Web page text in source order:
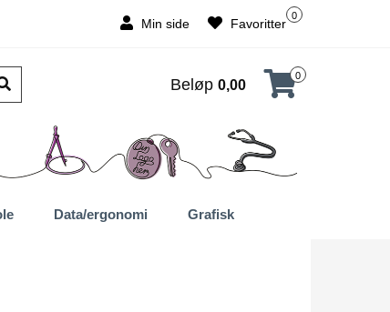
Min side
0
Favoritter
Beløp 0,00
0
Data/ergonomi Grafisk